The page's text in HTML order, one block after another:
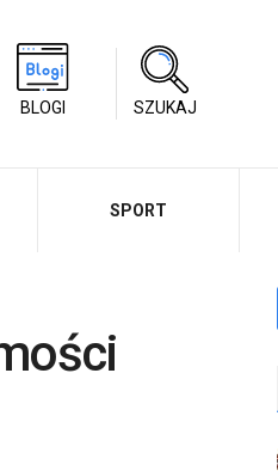
BLOGI SZUKAJ
SPORT